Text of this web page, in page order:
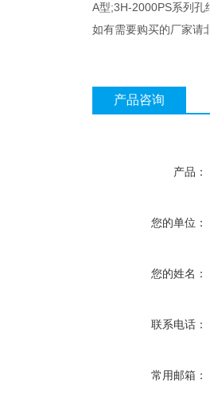
A型;3H-2000PS系列孔
如有需要购买的厂家请
产品咨询
产品：
您的单位：
您的姓名：
联系电话：
常用邮箱：